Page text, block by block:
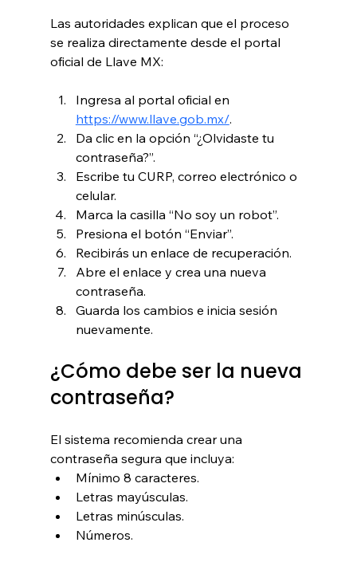
Las autoridades explican que el proceso
se realiza directamente desde el portal
oficial de Llave MX:
Ingresa al portal oficial en
https://www.llave.gob.mx/.
Da clic en la opción “¿Olvidaste tu
contraseña?”.
Escribe tu CURP, correo electrónico o
celular.
Marca la casilla “No soy un robot”.
Presiona el botón “Enviar”.
Recibirás un enlace de recuperación.
Abre el enlace y crea una nueva
contraseña.
Guarda los cambios e inicia sesión
nuevamente.
¿Cómo debe ser la nueva
contraseña?
El sistema recomienda crear una
contraseña segura que incluya:
Mínimo 8 caracteres.
Letras mayúsculas.
Letras minúsculas.
Números.